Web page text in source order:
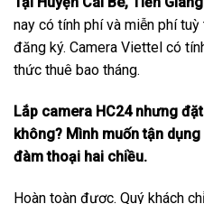
nay có tính phí và miễn phí
đăng ký. Camera Viettel có
thức thuê bao tháng.
Lắp camera HC24 nhưng
không? Mình muốn tận
đàm thoại hai chiều.
Hoàn toàn được. Quý khách